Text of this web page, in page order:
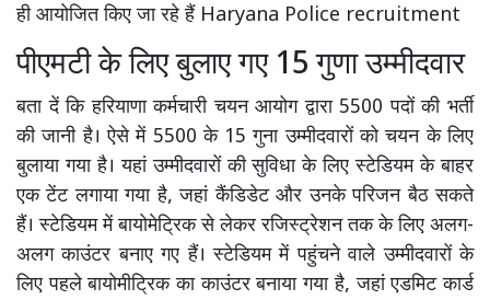
ही आयोजित किए जा रहे हैं Haryana Police recruitment
पीएमटी के लिए बुलाए गए 15 गुणा उम्मीदवार
बता दें कि हरियाणा कर्मचारी चयन आयोग द्वारा 5500 पदों की भर्ती
की जानी है। ऐसे में 5500 के 15 गुना उम्मीदवारों को चयन के लिए
बुलाया गया है। यहां उम्मीदवारों की सुविधा के लिए स्टेडियम के बाहर
एक टेंट लगाया गया है, जहां कैंडिडेट और उनके परिजन बैठ सकते
हैं। स्टेडियम में बायोमेट्रिक से लेकर रजिस्ट्रेशन तक के लिए अलग-
अलग काउंटर बनाए गए हैं। स्टेडियम में पहुंचने वाले उम्मीदवारों के
लिए पहले बायोमीट्रिक का काउंटर बनाया गया है, जहां एडमिट कार्ड